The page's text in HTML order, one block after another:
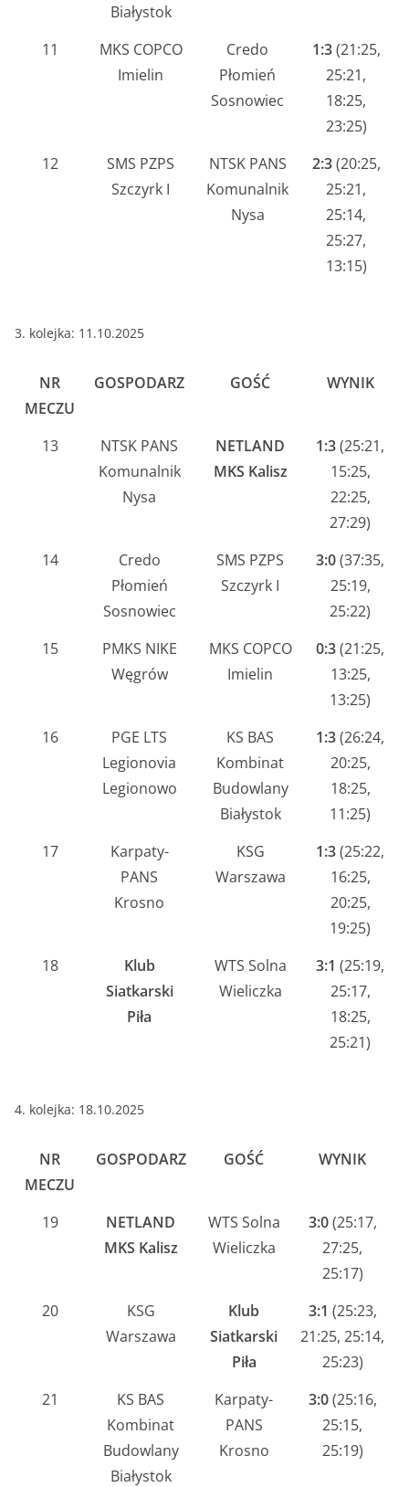
Białystok
11
MKS COPCO
Imielin
Credo
Płomień
Sosnowiec
1:3(21:25,
25:21,
18:25,
23:25)
12
SMS PZPS
Szczyrk I
NTSK PANS
Komunalnik
Nysa
2:3(20:25,
25:21,
25:14,
25:27,
13:15)
3. kolejka: 11.10.2025
NR
MECZU
GOSPODARZ GOŚĆ WYNIK
13
NTSK PANS
Komunalnik
Nysa
NETLAND
MKS Kalisz
1:3(25:21,
15:25,
22:25,
27:29)
14
Credo
Płomień
Sosnowiec
SMS PZPS
Szczyrk I
3:0(37:35,
25:19,
25:22)
15
PMKS NIKE
Węgrów
MKS COPCO
Imielin
0:3(21:25,
13:25,
13:25)
16
PGE LTS
Legionovia
Legionowo
KS BAS
Kombinat
Budowlany
Białystok
1:3(26:24,
20:25,
18:25,
11:25)
17
Karpaty-
PANS
Krosno
KSG
Warszawa
1:3(25:22,
16:25,
20:25,
19:25)
18
Klub
Siatkarski
Piła
WTS Solna
Wieliczka
3:1 (25:19,
25:17,
18:25,
25:21)
4. kolejka: 18.10.2025
NR
MECZU
GOSPODARZ GOŚĆ WYNIK
19
NETLAND
MKS Kalisz
WTS Solna
Wieliczka
3:0(25:17,
27:25,
25:17)
20
KSG
Warszawa
Klub
Siatkarski
Piła
3:1 (25:23,
21:25, 25:14,
25:23)
21
KS BAS
Kombinat
Budowlany
Białystok
Karpaty-
PANS
Krosno
3:0(25:16,
25:15,
25:19)